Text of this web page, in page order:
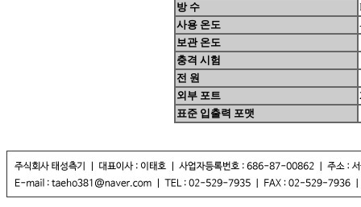
방 수
사용 온도
보관 온도
충격 시험
전 원
외부 포트
표준 입출력 포맷